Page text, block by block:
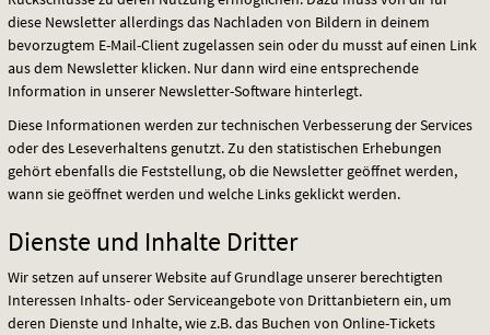
diese Newsletter allerdings das Nachladen von Bildern in deinem
bevorzugtem E-Mail-Client zugelassen sein oder du musst auf einen Link
aus dem Newsletter klicken. Nur dann wird eine entsprechende
Information in unserer Newsletter-Software hinterlegt.
Diese Informationen werden zur technischen Verbesserung der Services
oder des Leseverhaltens genutzt. Zu den statistischen Erhebungen
gehört ebenfalls die Feststellung, ob die Newsletter geöffnet werden,
wann sie geöffnet werden und welche Links geklickt werden.
Dienste und Inhalte Dritter
Wir setzen auf unserer Website auf Grundlage unserer berechtigten
Interessen Inhalts- oder Serviceangebote von Drittanbietern ein, um
deren Dienste und Inhalte, wie z.B. das Buchen von Online-Tickets